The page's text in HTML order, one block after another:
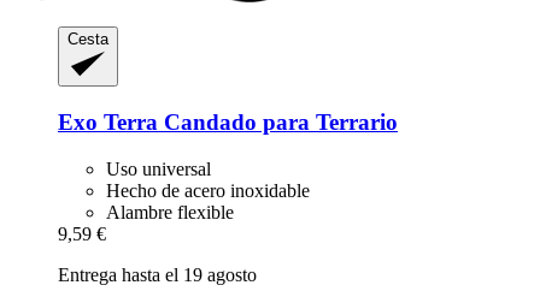
Cesta
Exo Terra Candado para Terrario
Uso universal
Hecho de acero inoxidable
Alambre flexible
9,59 €
Entrega hasta el 19 agosto